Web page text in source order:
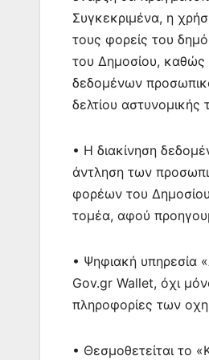
Συγκεκριμένα, η
τους φορείς του
του Δημοσίου, καθώς
δεδομένων
δελτίου αστυνομικής
• Η διακίνηση
άντληση των
φορέων του
τομέα, αφού
• Ψηφιακή υπηρεσία
Gov.gr Wallet, όχι
πληροφορίες των
• Θεσμοθετείται το